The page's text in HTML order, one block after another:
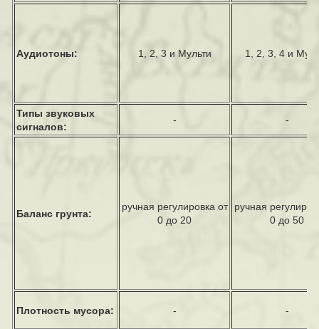
Аудиотоны: 1, 2, 3 и Мульти 1, 2, 3, 4 и
Типы звуковых
сигналов:
- -
Баланс грунта:
ручная регулировка от
0 до 20
ручная
0 до50
Плотность мусора: - -